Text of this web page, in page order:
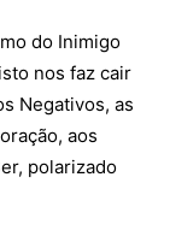
do Inimigo
nos faz cair
Negativos, as
aos
polarizado